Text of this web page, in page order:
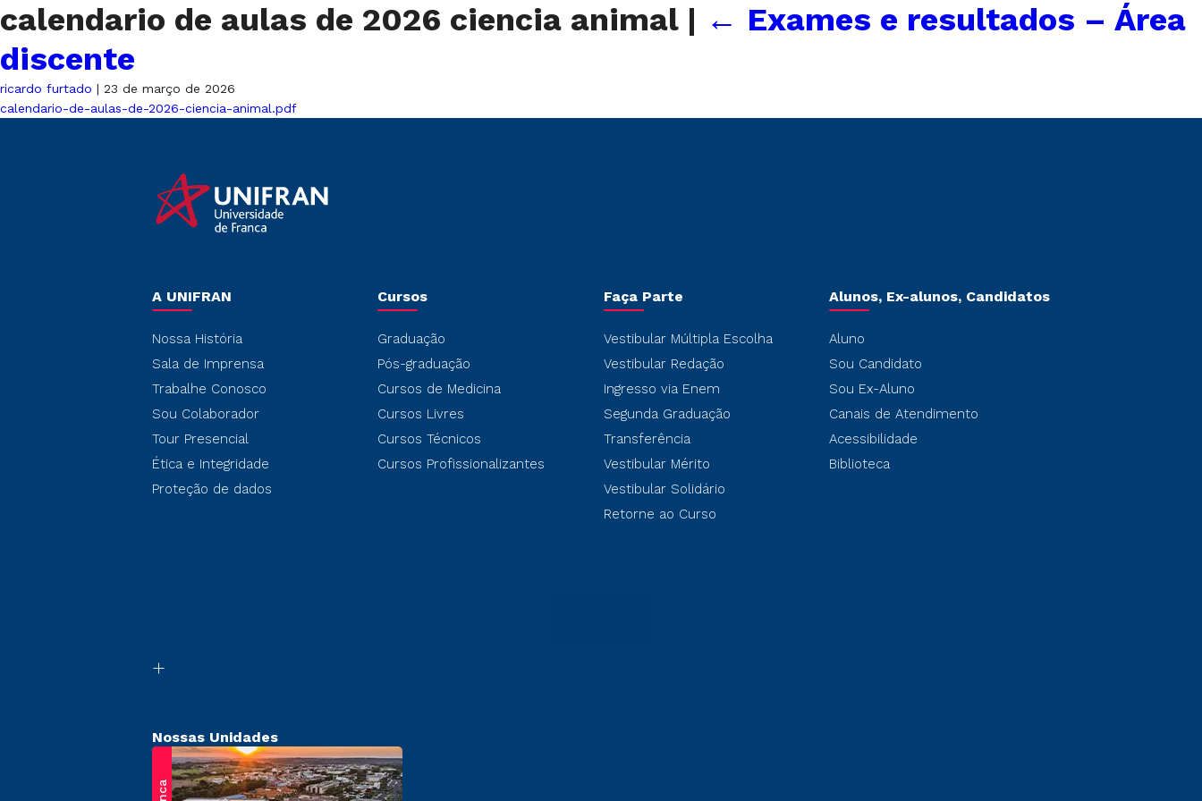
calendario de aulas de 2026 ciencia animal | ← Exames e resultados – Área
discente
ricardo furtado | 23 de março de 2026
calendario-de-aulas-de-2026-ciencia-animal.pdf
A UNIFRAN
Nossa História
Sala de Imprensa
Trabalhe Conosco
Sou Colaborador
Tour Presencial
Ética e Integridade
Proteção de dados
Cursos
Graduação
Pós-graduação
Cursos de Medicina
Cursos Livres
Cursos Técnicos
Cursos Profissionalizantes
Faça Parte
Vestibular Múltipla Escolha
Vestibular Redação
Ingresso via Enem
Segunda Graduação
Transferência
Vestibular Mérito
Vestibular Solidário
Retorne ao Curso
Alunos, Ex-alunos, Candidatos
Aluno
Sou Candidato
Sou Ex-Aluno
Canais de Atendimento
Acessibilidade
Biblioteca
Nossas Unidades